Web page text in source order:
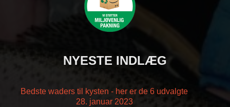
NYESTE INDLÆG
Bedste waders til kysten - her er de 6 udvalgte
28. januar 2023